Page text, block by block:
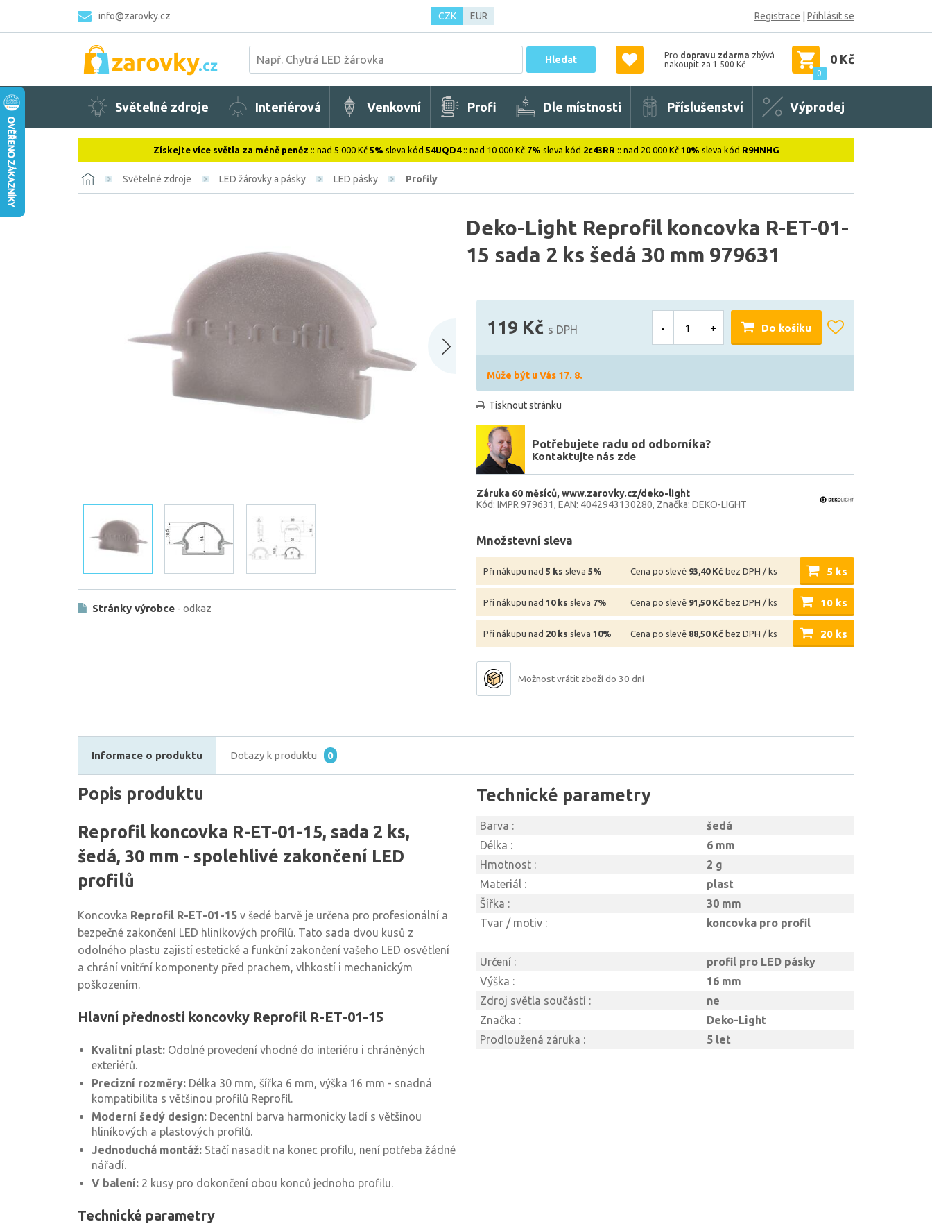
info@zarovky.cz CZK EUR Registrace Přihlásit se
Hledat Pro dopravu zdarma zbývá
nakoupit za 1 500 Kč
0
0 Kč
Světelné zdroje Interiérová Venkovní Profi Dle místnosti Příslušenství Výprodej
Získejte více světla za méně peněz :: nad 5 000 Kč 5% sleva kód 54UQD4:: nad 10 000 Kč 7% sleva kód 2c43RR :: nad 20 000 Kč 10% sleva kód R9HNHG
Světelné zdroje LED žárovky a pásky LED pásky Profily
Deko-Light Reprofil koncovka R-ET-01-
15 sada 2 ks šedá 30 mm 979631
Stránky výrobce - odkaz
119 Kč s DPH - + Do košíku
Může být u Vás 17. 8.
Tisknout stránku
Potřebujete radu od odborníka?
Kontaktujte nás zde
Záruka 60 měsíců www.zarovky.cz/deko-light
Kód: IMPR 979631 EAN: 4042943130280 Značka: DEKO-LIGHT
Množstevní sleva
Při nákupu nad 5 ks sleva 5% Cena po slevě 93,40 Kč bez DPH / ks 5 ks
Při nákupu nad 10 ks sleva 7% Cena po slevě 91,50 Kč bez DPH / ks 10 ks
Při nákupu nad 20 ks sleva 10% Cena po slevě 88,50 Kč bez DPH / ks 20 ks
Možnost vrátit zboží do 30 dní
Informace o produktu Dotazy k produktu 0
Popis produktu
Reprofil koncovka R-ET-01-15, sada 2 ks,
šedá, 30 mm - spolehlivé zakončení LED
profilů
Koncovka Reprofil R-ET-01-15 v šedé barvě je určena pro profesionální a
bezpečné zakončení LED hliníkových profilů. Tato sada dvou kusů z
odolného plastu zajistí estetické a funkční zakončení vašeho LED osvětlení
a chrání vnitřní komponenty před prachem, vlhkostí i mechanickým
poškozením.
Hlavní přednosti koncovky Reprofil R-ET-01-15
Kvalitní plast: Odolné provedení vhodné do interiéru i chráněných
exteriérů.
Precizní rozměry: Délka 30 mm, šířka 6 mm, výška 16 mm - snadná
kompatibilita s většinou profilů Reprofil.
Moderní šedý design: Decentní barva harmonicky ladí s většinou
hliníkových a plastových profilů.
Jednoduchá montáž: Stačí nasadit na konec profilu, není potřeba žádné
nářadí.
V balení: 2 kusy pro dokončení obou konců jednoho profilu.
Technické parametry
Technické parametry
Barva :
šedá
Délka :
6 mm
Hmotnost :
2 g
Materiál :
plast
Šířka :
30 mm
Tvar / motiv :
koncovka pro profil
Určení :
profil pro LED pásky
Výška :
16 mm
Zdroj světla součástí :
ne
Značka :
Deko-Light
Prodloužená záruka :
5 let